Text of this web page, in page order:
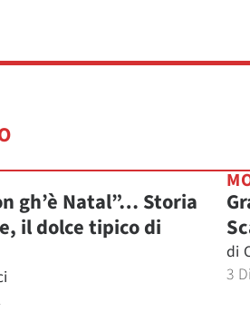
gh’è Natal”… Storia
il dolce tipico di
di
3